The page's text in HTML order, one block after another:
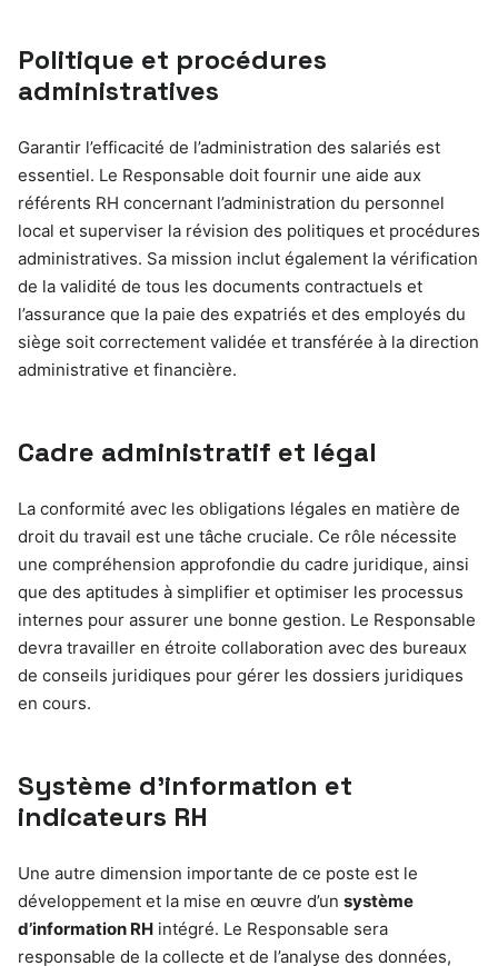
Politique et procédures
administratives
Garantir l’efficacité de l’administration des salariés est
essentiel. Le Responsable doit fournir une aide aux
référents RH concernant l’administration du personnel
local et superviser la révision des politiques et procédures
administratives. Sa mission inclut également la vérification
de la validité de tous les documents contractuels et
l’assurance que la paie des expatriés et des employés du
siège soit correctement validée et transférée à la direction
administrative et financière.
Cadre administratif et légal
La conformité avec les obligations légales en matière de
droit du travail est une tâche cruciale. Ce rôle nécessite
une compréhension approfondie du cadre juridique, ainsi
que des aptitudes à simplifier et optimiser les processus
internes pour assurer une bonne gestion. Le Responsable
devra travailler en étroite collaboration avec des bureaux
de conseils juridiques pour gérer les dossiers juridiques
en cours.
Système d’information et
indicateurs RH
Une autre dimension importante de ce poste est le
développement et la mise en œuvre d’un système
d’information RH intégré. Le Responsable sera
responsable de la collecte et de l’analyse des données,